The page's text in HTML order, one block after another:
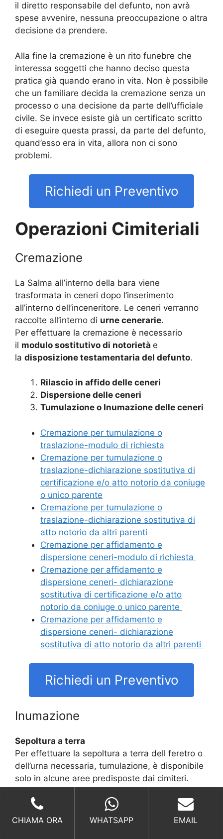
il diretto responsabile del defunto, non avrà
spese avvenire, nessuna preoccupazione o altra
decisione da prendere.
Alla fine la cremazione è un rito funebre che
interessa soggetti che hanno deciso questa
pratica già quando erano in vita. Non è possibile
che un familiare decida la cremazione senza un
processo o una decisione da parte dell’ufficiale
civile. Se invece esiste già un certificato scritto
di eseguire questa prassi, da parte del defunto,
quand’esso era in vita, allora non ci sono
problemi.
Richiedi un Preventivo
Operazioni Cimiteriali
Cremazione
La Salma all’interno della bara viene
trasformata in ceneri dopo l’inserimento
all’interno dell’inceneritore. Le ceneri verranno
raccolte all’interno di urne cenerarie.
Per effettuare la cremazione è necessario
il modulo sostitutivo di notorietà e
la disposizione testamentaria del defunto.
Rilascio in affido delle ceneri
Dispersione delle ceneri
Tumulazione o Inumazione delle ceneri
Cremazione per tumulazione o
traslazione-modulo di richiesta
Cremazione per tumulazione o
traslazione-dichiarazione sostitutiva di
certificazione e/o atto notorio da coniuge
o unico parente
Cremazione per tumulazione o
traslazione-dichiarazione sostitutiva di
atto notorio da altri parenti
Cremazione per affidamento e
dispersione ceneri-modulo di richiesta
Cremazione per affidamento e
dispersione ceneri- dichiarazione
sostitutiva di certificazione e/o atto
notorio da coniuge o unico parente
Cremazione per affidamento e
dispersione ceneri- dichiarazione
sostitutiva di atto notorio da altri parenti
Richiedi un Preventivo
Inumazione
Sepoltura a terra
Per effettuare la sepoltura a terra dell feretro o
dell’urna necessaria, tumulazione, è disponibile
solo in alcune aree predisposte dai cimiteri.
Richiedi un Preventivo
CHIAMA ORA WHATSAPP EMAIL